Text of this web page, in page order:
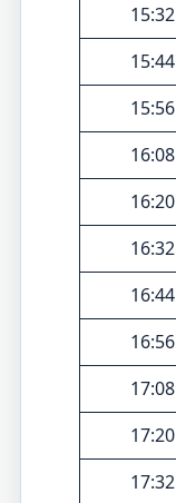
15:32
15:44
15:56
16:08
16:20
16:32
16:44
16:56
17:08
17:20
17:32